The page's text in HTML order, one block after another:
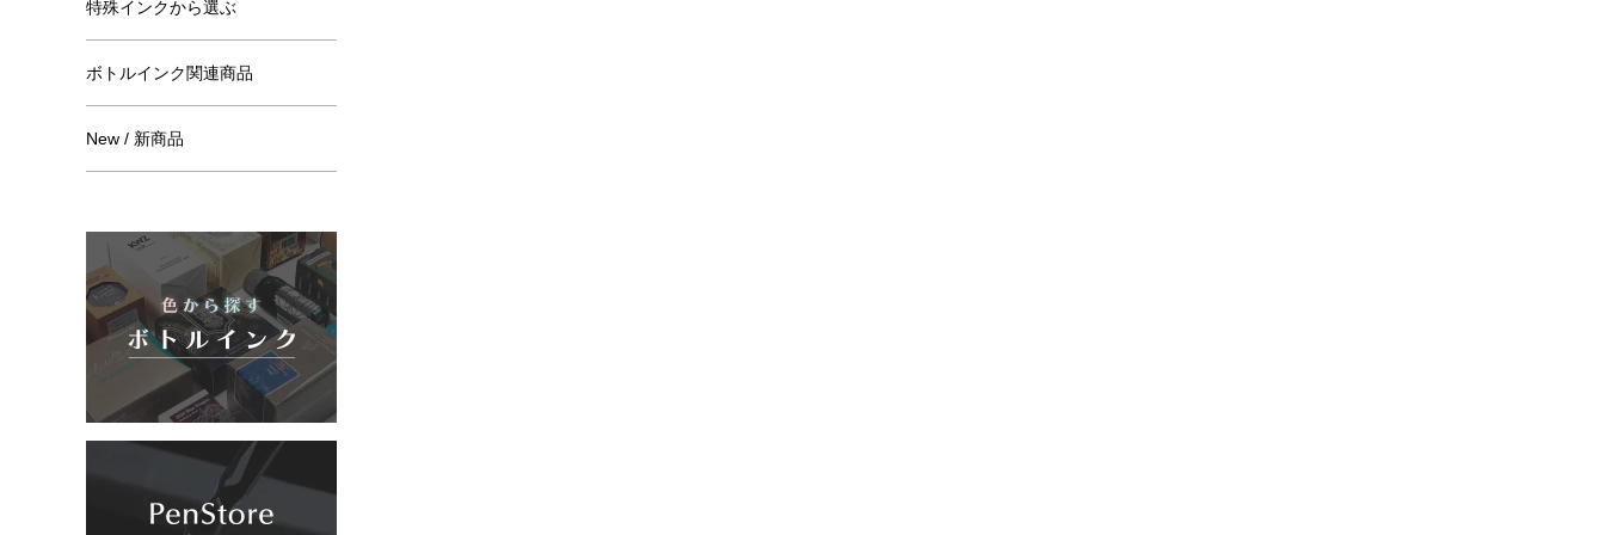
特殊インクから選ぶ
ボトルインク関連商品
New / 新商品